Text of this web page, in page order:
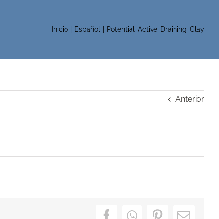
Inicio Español Potential-Active-Draining-Clay
Anterior